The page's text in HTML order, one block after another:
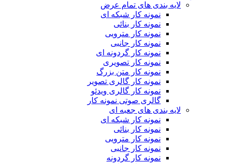
لایه بندی های تمام عرض
نمونه کار شبکه ای
نمونه کار بنائی
نمونه کار مترویی
نمونه کار جانبی
نمونه کار گردونه ای
نمونه کار تصویری
نمونه کار متن بزرگ
نمونه کار گالری تصویر
نمونه کار گالری ویدئو
گالری صوتی نمونه کار
لایه بندی های جعبه ای
نمونه کار شبکه ای
نمونه کار بنائی
نمونه کار مترویی
نمونه کار جانبی
نمونه کار گردونه